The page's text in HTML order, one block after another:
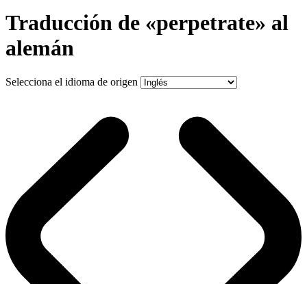
Traducción de «perpetrate» al
alemán
Selecciona el idioma de origen